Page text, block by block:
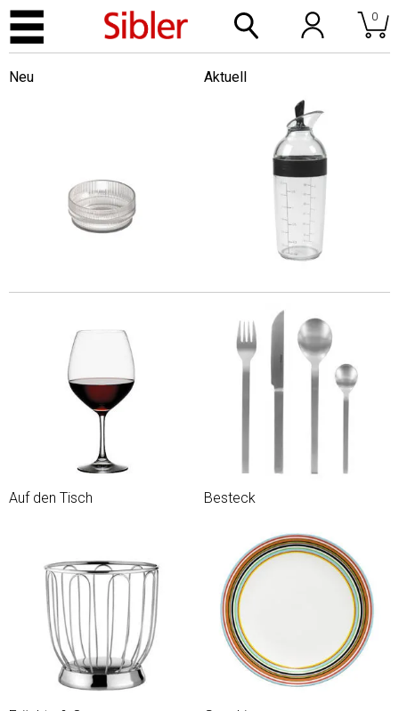
0
Neu Aktuell
Auf den Tisch Besteck